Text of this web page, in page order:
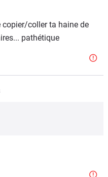
copier/coller ta haine de
pathétique